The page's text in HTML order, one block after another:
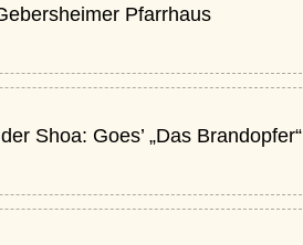
Pfarrhaus
Shoa: Goes’ „Das Brandopfer“